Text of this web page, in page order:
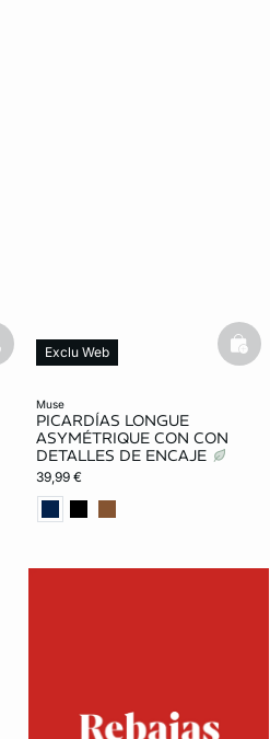
muse
PICARDÍAS LONGUE
ASYMÉTRIQUE CON CON
DETALLES DE ENCAJE
39,99 €
Exclu Web